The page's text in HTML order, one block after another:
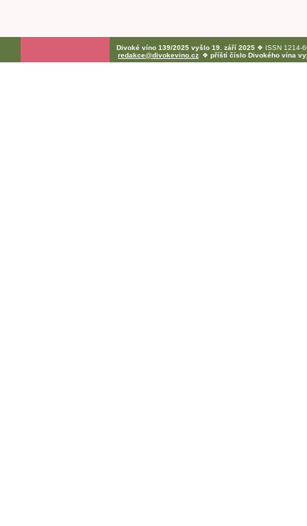
Divoké víno 139/2025 vyšlo 19. září 2025 ❖ ISSN 1214-
redakce@divokevino.cz ❖ příští číslo Divokého vína